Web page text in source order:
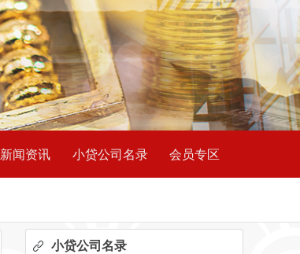
新闻资讯 小贷公司名录 会员专区
小贷公司名录